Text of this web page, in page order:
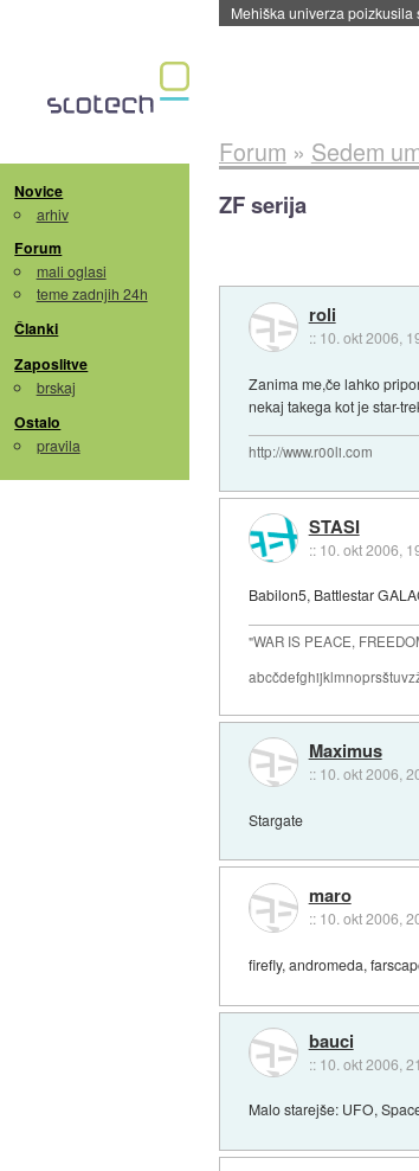
Evropska vesoljska
Novice
arhiv
Forum
mali oglasi
teme zadnjih 24h
Članki
Zaposlitve
brskaj
Ostalo
pravila
Forum » Sedem
ZF serija
roli
:: 10. okt 2006,
Zanima me,če lahko
nekaj takega kot je star-
http://www.r00li.com
STASI
:: 10. okt 2006,
Babilon5, Battlestar
"WAR IS PEACE,
Maximus
:: 10. okt 2006,
Stargate
maro
:: 10. okt 2006,
firefly, andromeda,
bauci
:: 10. okt 2006,
Malo starejše: UFO,